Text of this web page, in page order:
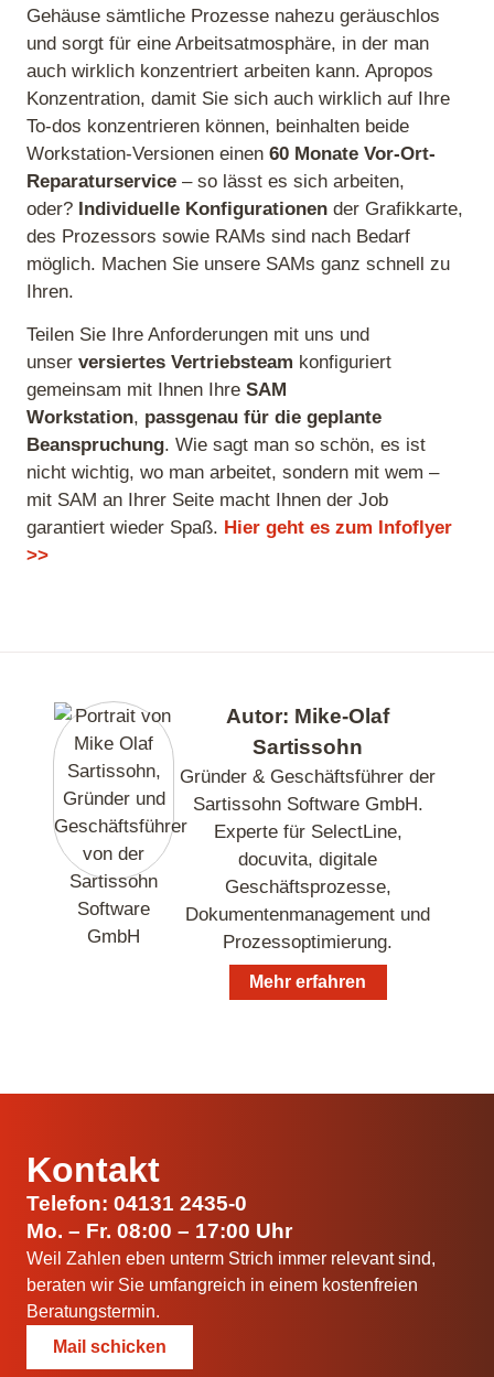
Gehäuse sämtliche Prozesse nahezu geräuschlos
und sorgt für eine Arbeitsatmosphäre, in der man
auch wirklich konzentriert arbeiten kann. Apropos
Konzentration, damit Sie sich auch wirklich auf Ihre
To-dos konzentrieren können, beinhalten beide
Workstation-Versionen einen 60 Monate Vor-Ort-
Reparaturservice – so lässt es sich arbeiten,
oder? Individuelle Konfigurationen der Grafikkarte,
des Prozessors sowie RAMs sind nach Bedarf
möglich. Machen Sie unsere SAMs ganz schnell zu
Ihren.
Teilen Sie Ihre Anforderungen mit uns und
unser versiertes Vertriebsteam konfiguriert
gemeinsam mit Ihnen Ihre SAM
Workstation, passgenau für die geplante
Beanspruchung. Wie sagt man so schön, es ist
nicht wichtig, wo man arbeitet, sondern mit wem –
mit SAM an Ihrer Seite macht Ihnen der Job
garantiert wieder Spaß. Hier geht es zum Infoflyer
>>
Autor: Mike-Olaf
Sartissohn
Gründer & Geschäftsführer der
Sartissohn Software GmbH.
Experte für SelectLine,
docuvita, digitale
Geschäftsprozesse,
Dokumentenmanagement und
Prozessoptimierung.
Mehr erfahren
Kontakt
Telefon: 04131 2435-0
Mo. – Fr. 08:00 – 17:00 Uhr
Weil Zahlen eben unterm Strich immer relevant sind,
beraten wir Sie umfangreich in einem kostenfreien
Beratungstermin.
Mail schicken